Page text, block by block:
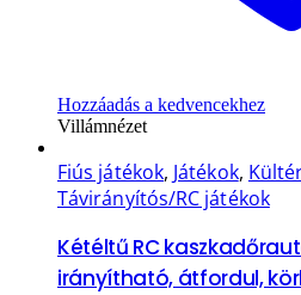
Hozzáadás a kedvencekhez
Villámnézet
Fiús játékok, Játékok,
Távirányítós/RC játékok
Kétéltű RC
irányítható, átfordul,